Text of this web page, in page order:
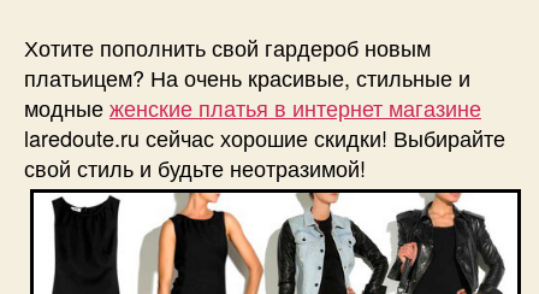
Хотите пополнить свой гардероб новым
платьицем? На очень красивые, стильные и
модныеженские платья в интернет магазине
laredoute.ru сейчас хорошие скидки! Выбирайте
свой стиль и будьте неотразимой!